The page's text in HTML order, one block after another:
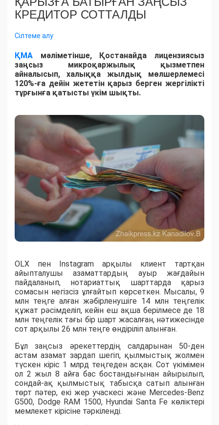
КРЕДИТОР СОТТАЛДЫ
Сілтеме алу
ҚМА мәліметінше, Қостанайда лицензиясыз
заңсыз микроқаржылық қызметпен
айналысып, халыққа жылдық мөлшерлемесі
120%-ға дейін жететін қарыз берген жергілікті
тұрғынға қатысты үкім шықты.
OLX пен Instagram арқылы клиент тартқан
айыпталушы азаматтардың ауыр жағдайын
пайдаланып, нотариаттық шарттарда қарыз
сомасын негізсіз ұлғайтып көрсеткен. Мысалы, 9
млн теңге алған жәбірленушіге 14 млн теңгелік
құжат рәсімделіп, кейін еш ақша берілмесе де 18
млн теңгелік тағы бір шарт жасалған, нәтижесінде
сот арқылы 26 млн теңге өндіріліп алынған.
Бұл заңсыз әрекеттердің салдарынан 50-ден
астам азамат зардап шегіп, қылмыстық жолмен
түскен кіріс 1 млрд теңгеден асқан. Сот үкімімен
ол 2 жыл 8 айға бас бостандығынан айырылып,
сондай-ақ қылмыстық табысқа сатып алынған
төрт пәтер, екі жер учаскесі және Mercedes-Benz
G500, Dodge RAM 1500, Hyundai Santa Fe көліктері
мемлекет кірісіне тәркіленді.